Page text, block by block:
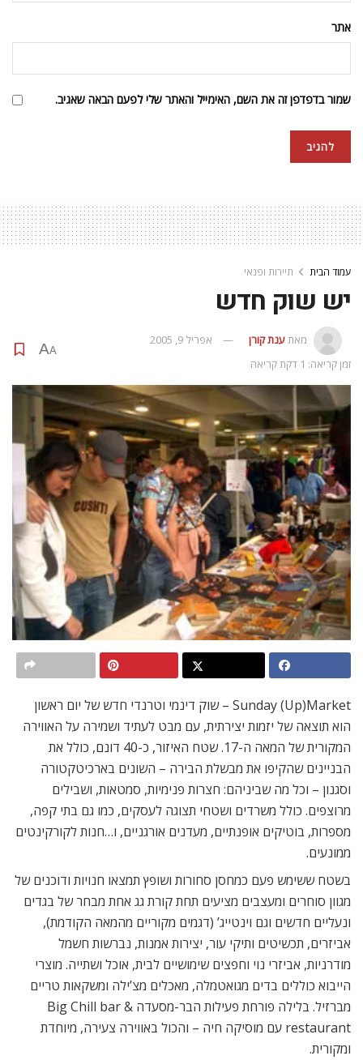
אתר
שמור בדפדפן זה את השם, האימייל והאתר שלי לפעם הבאה שאגיב.
עמוד הבית תיירות ופנאי
יש שוק חדש
מאתענת קורן
אפריל 9, 2005
זמן קריאה: 1 דקת קריאה
A
A
Sunday (Up)Market – שוק דינמי וטרנדי חדש של יום ראשון 
הוא תוצאה של יזמות יצירתית, עם מבט לעתיד ושמירה על האווירה
המקורית של המאה ה-17. שטח האיזור, כ-40 דונם, כולל את
הבניינים שהקיפו את מבשלת הבירה – השונים בארכיטקטורה
וסגנון – וכל מה שביניהם: חצרות פנימיות, סמטאות, ושבילים
מרוצפים. כולל משרדים ושטחי תצוגה לעסקים, כמו גם בתי קפה,
מספרות, בוטיקים אופנתיים, מעדנים אורגניים, ו…חנות לקורקינטים
ממונעים.
בשטח ששימש פעם כמחסן סחורות ושופץ תמצאו חנויות ודוכנים של
מגוון סוחרים ומעצבים מציעים תחת קורת גג אחת מבחר של בגדים
ונעליים חדשים וגם וינטייג’ (דגמים מקוריים מהמאה הקודמת),
אביזרים, תכשיטים ותיקי עור, יצירות אמנות, נברשות חשמל
מודרניות, אביזרי נוי וחפצים שימושיים לבית, אוכל ושתייה. מוצרי
הייבוא כוללים בדים מגואטמלה, מאכלים מצ’ילה ומשקאות טריים
מברזיל. בלילה פורחת פעילות הבר-מסעדה Big Chill bar &
restaurant עם מוסיקה חיה – והכול באווירה צעירה, מיוחדת
ומקורית.